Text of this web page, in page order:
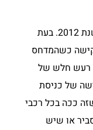
רכשתי מיצובישי לנסר דגם אינסטייל שנת 2012. בעת
כשהמדחס
רעש חלש של
של כניסת
ככה בכל רכבי
או שיש